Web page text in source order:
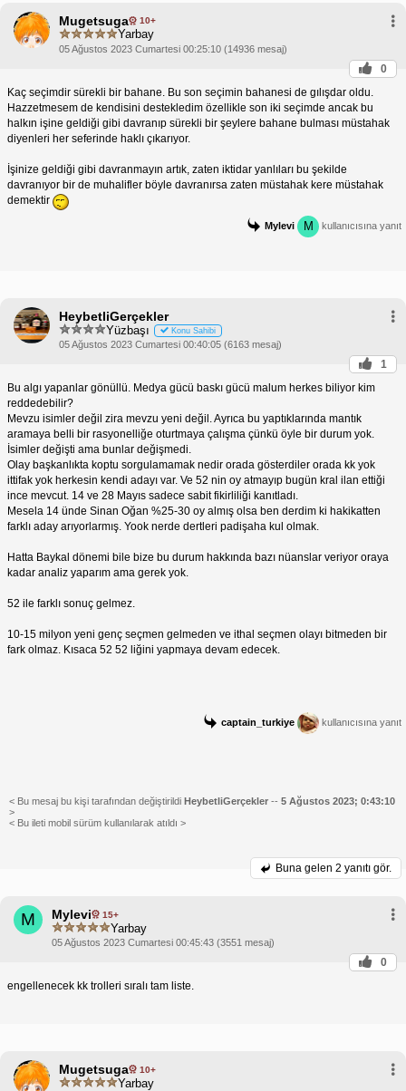
Mugetsuga 10+
Yarbay
05 Ağustos 2023 Cumartesi 00:25:10 (14936 mesaj)
0
Kaç seçimdir sürekli bir bahane. Bu son seçimin bahanesi de gılışdar oldu.
Hazzetmesem de kendisini destekledim özellikle son iki seçimde ancak bu
halkın işine geldiği gibi davranıp sürekli bir şeylere bahane bulması müstahak
diyenleri her seferinde haklı çıkarıyor.
İşinize geldiği gibi davranmayın artık, zaten iktidar yanlıları bu şekilde
davranıyor bir de muhalifler böyle davranırsa zaten müstahak kere müstahak
demektir
Mylevi M kullanıcısına yanıt
HeybetliGerçekler
Yüzbaşı Konu Sahibi
05 Ağustos 2023 Cumartesi 00:40:05 (6163 mesaj)
1
Bu algı yapanlar gönüllü. Medya gücü baskı gücü malum herkes biliyor kim
reddedebilir?
Mevzu isimler değil zira mevzu yeni değil. Ayrıca bu yaptıklarında mantık
aramaya belli bir rasyonelliğe oturtmaya çalışma çünkü öyle bir durum yok.
İsimler değişti ama bunlar değişmedi.
Olay başkanlıkta koptu sorgulamamak nedir orada gösterdiler orada kk yok
ittifak yok herkesin kendi adayı var. Ve 52 nin oy atmayıp bugün kral ilan ettiği
ince mevcut. 14 ve 28 Mayıs sadece sabit fikirliliği kanıtladı.
Mesela 14 ünde Sinan Oğan %25-30 oy almış olsa ben derdim ki hakikatten
farklı aday arıyorlarmış. Yook nerde dertleri padişaha kul olmak.
Hatta Baykal dönemi bile bize bu durum hakkında bazı nüanslar veriyor oraya
kadar analiz yaparım ama gerek yok.
52 ile farklı sonuç gelmez.
10-15 milyon yeni genç seçmen gelmeden ve ithal seçmen olayı bitmeden bir
fark olmaz. Kısaca 52 52 liğini yapmaya devam edecek.
captain_turkiye kullanıcısına yanıt
< Bu mesaj bu kişi tarafından değiştirildi HeybetliGerçekler -- 5 Ağustos 2023; 0:43:10
>
< Bu ileti mobil sürüm kullanılarak atıldı >
Buna gelen 2 yanıtı gör.
M Mylevi 15+
Yarbay
05 Ağustos 2023 Cumartesi 00:45:43 (3551 mesaj)
0
engellenecek kk trolleri sıralı tam liste.
Mugetsuga 10+
Yarbay